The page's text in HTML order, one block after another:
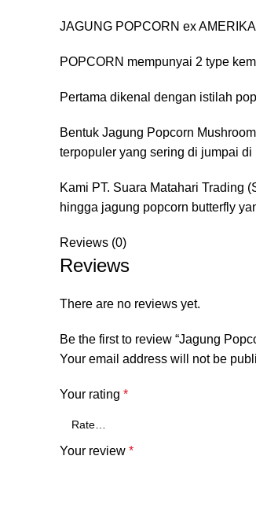
JAGUNG POPCORN ex
POPCORN mempunyai 2 type
Pertama dikenal dengan istilah
Bentuk Jagung Popcorn
terpopuler yang sering di jumpai di
Kami PT. Suara Matahari Trading
hingga jagung popcorn butterfly
Reviews (0)
Reviews
There are no reviews yet.
Be the first to review “Jagung
Your email address will not be
Your rating *
Your review *